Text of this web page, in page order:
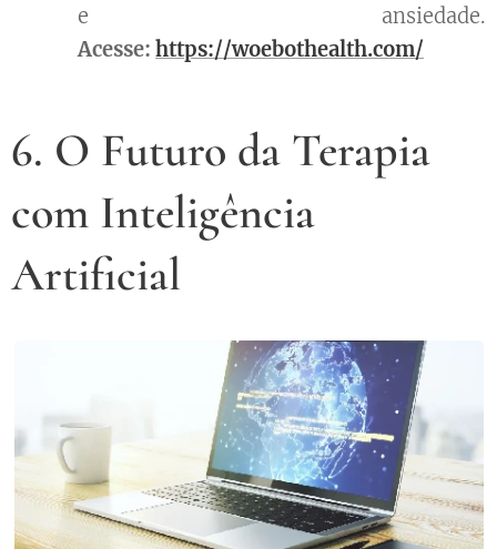
e ansiedade.
Acesse: https://woebothealth.com/
6. O Futuro da Terapia
com Inteligência
Artificial